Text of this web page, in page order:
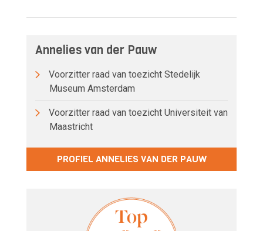
Annelies van der Pauw
Voorzitter raad van toezicht Stedelijk
Museum Amsterdam
Voorzitter raad van toezicht Universiteit van
Maastricht
PROFIEL ANNELIES VAN DER PAUW